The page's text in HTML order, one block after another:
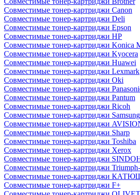
Совместимые тонер-картриджи Canon
Совместимые тонер-картриджи Deli
Совместимые тонер-картриджи Epson
Совместимые тонер-картриджи HP
Совместимые тонер-картриджи Konica
Совместимые тонер-картриджи Kyocera
Совместимые тонер-картриджи Huawei
Совместимые тонер-картриджи Lexmark
Совместимые тонер-картриджи Oki
Совместимые тонер-картриджи
Совместимые тонер-картриджи Pantum
Совместимые тонер-картриджи Ricoh
Совместимые тонер-картриджи Samsung
Совместимые тонер-картриджи
Совместимые тонер-картриджи Sharp
Совместимые тонер-картриджи Toshiba
Совместимые тонер-картриджи Xerox
Совместимые тонер-картриджи
Совместимые тонер-картриджи
Совместимые тонер-картриджи
Совместимые тонер-картриджи F+